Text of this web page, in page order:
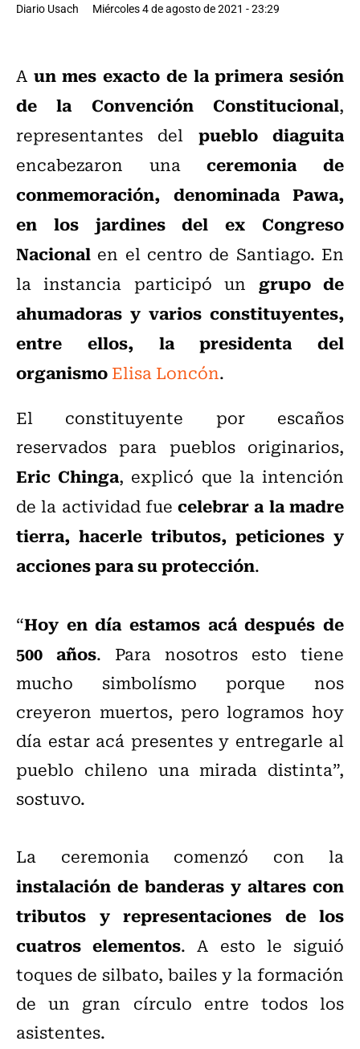
Diario Usach Miércoles 4 de agosto de 2021 - 23:29
A un mes exacto de la primera sesión
de la Convención Constitucional,
representantes del pueblo diaguita
encabezaron unaceremonia de
conmemoración, denominada Pawa,
en los jardines del ex Congreso
Nacional en el centro de Santiago. En
la instancia participó un grupo de
ahumadoras y varios constituyentes,
entre ellos, la presidenta del
organismoElisa Loncón.
El constituyente por escaños
reservados para pueblos originarios,
Eric Chinga, explicó que la intención
de la actividad fuecelebrar a la madre
tierra, hacerle tributos, peticiones y
acciones para su protección.
“Hoy en día estamos acá después de
500 años. Para nosotros esto tiene
mucho simbolísmo porque nos
creyeron muertos, pero logramos hoy
día estar acá presentes y entregarle al
pueblo chileno una mirada distinta”,
sostuvo.
La ceremonia comenzó con la
instalación de banderas y altares con
tributos y representaciones de los
cuatros elementos. A esto le siguió
toques de silbato, bailes y la formación
de un gran círculo entre todos los
asistentes.